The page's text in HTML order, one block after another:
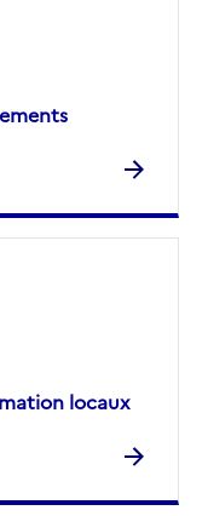
locaux